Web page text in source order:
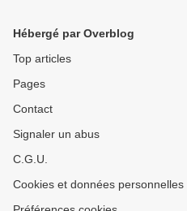
Hébergé par Overblog
Top articles
Pages
Contact
Signaler un abus
C.G.U.
Cookies et données personnelles